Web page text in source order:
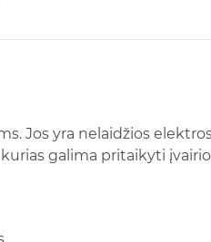
Jos yra nelaidžios elektros
galima pritaikyti